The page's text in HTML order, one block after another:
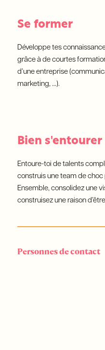
Se former
Développe tes
grâce à de courtes
d’une entreprise
marketing, …).
Bien s'entourer
Entoure-toi de talents
construis une team de
Ensemble, consolidez une
construisez une raison
Personnes de contact